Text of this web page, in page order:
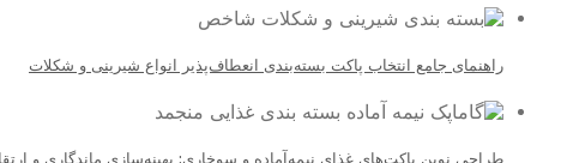
راهنمای جامع انتخاب پاکت بسته‌بندی انعطاف‌پذیر انواع شیرینی و شکلات
طراحی نوین پاکت‌های غذای نیمه‌آماده و سوخاری: بهینه‌سازی ماندگاری و